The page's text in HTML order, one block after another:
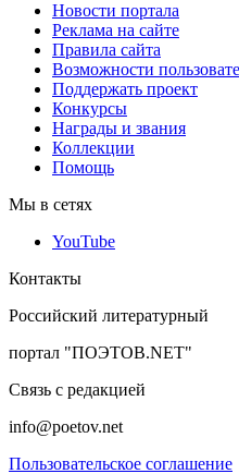
Новости портала
Реклама на сайте
Правила сайта
Возможности
Поддержать проект
Конкурсы
Награды и звания
Коллекции
Помощь
Мы в сетях
YouTube
Контакты
Российский литературный
портал "ПОЭТОВ.NET"
Связь с редакцией
info@poetov.net
Пользовательское соглашение